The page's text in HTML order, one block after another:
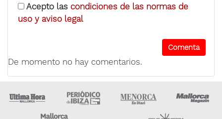
Acepto las condiciones de las normas de
uso y aviso legal
De momento no hay comentarios.
Ultima Hora Ultima hora Ibiza Menorca • Es Diari